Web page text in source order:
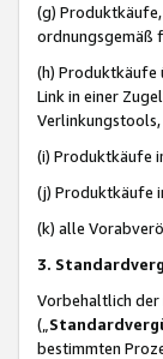
(g)
ordnungsgemäß
(h) Produktkäufe
Link in einer
(i) Produktkäufe
(j) Produktkäufe
(k) alle
3.
Vorbehaltlich der
(„
bestimmten